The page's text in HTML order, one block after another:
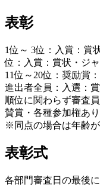
表彰
1位～ 3位：入賞：賞
位：入賞：賞状・ジ
11位～20位：奨励賞
進出者全員：入選：
順位に関わらず審査
賛賞・各種参加権あり
※同点の場合は年齢が
表彰式
各部門審査日の最後